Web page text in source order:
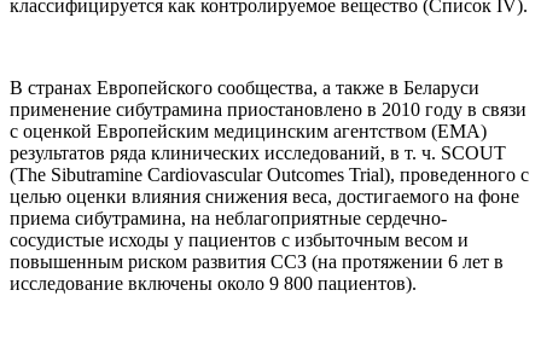
классифицируется как контролируемое вещество (Список IV).
В странах Европейского сообщества, а также в Беларуси
применение сибутрамина приостановлено в 2010 году в связи
с оценкой Европейским медицинским агентством (ЕМА)
результатов ряда клинических исследований, в т. ч. SCOUT
(The Sibutramine Cardiovascular Outcomes Trial), проведенного с
целью оценки влияния снижения веса, достигаемого на фоне
приема сибутрамина, на неблагоприятные сердечно-
сосудистые исходы у пациентов с избыточным весом и
повышенным риском развития ССЗ (на протяжении 6 лет в
исследование включены около 9 800 пациентов).